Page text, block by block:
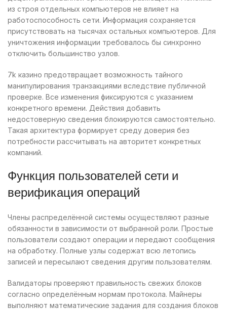
из строя отдельных компьютеров не влияет на
работоспособность сети. Информация сохраняется
присутствовать на тысячах остальных компьютеров. Для
уничтожения информации требовалось бы синхронно
отключить большинство узлов.
7k казино предотвращает возможность тайного
манипулирования транзакциями вследствие публичной
проверке. Все изменения фиксируются с указанием
конкретного времени. Действия добавить
недостоверную сведения блокируются самостоятельно.
Такая архитектура формирует среду доверия без
потребности рассчитывать на авторитет конкретных
компаний.
Функция пользователей сети и
верификация операций
Члены распределённой системы осуществляют разные
обязанности в зависимости от выбранной роли. Простые
пользователи создают операции и передают сообщения
на обработку. Полные узлы содержат всю летопись
записей и пересылают сведения другим пользователям.
Валидаторы проверяют правильность свежих блоков
согласно определённым нормам протокола. Майнеры
выполняют математические задания для создания блоков